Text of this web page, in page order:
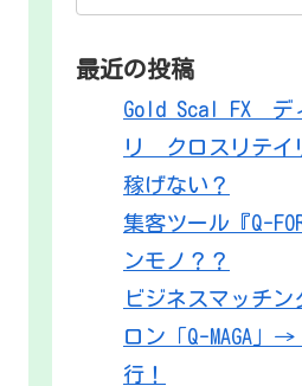
最近の投稿
Gold Scal FX デ
リ クロスリテイ
稼げない？
集客ツール『Q-
ンモノ？？
ビジネスマッチ
ロン「Q-MAGA」→
行！